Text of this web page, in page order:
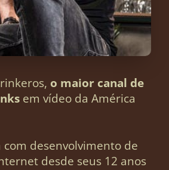
o maior canal de
em vídeo da América
desenvolvimento de
desde seus 12 anos